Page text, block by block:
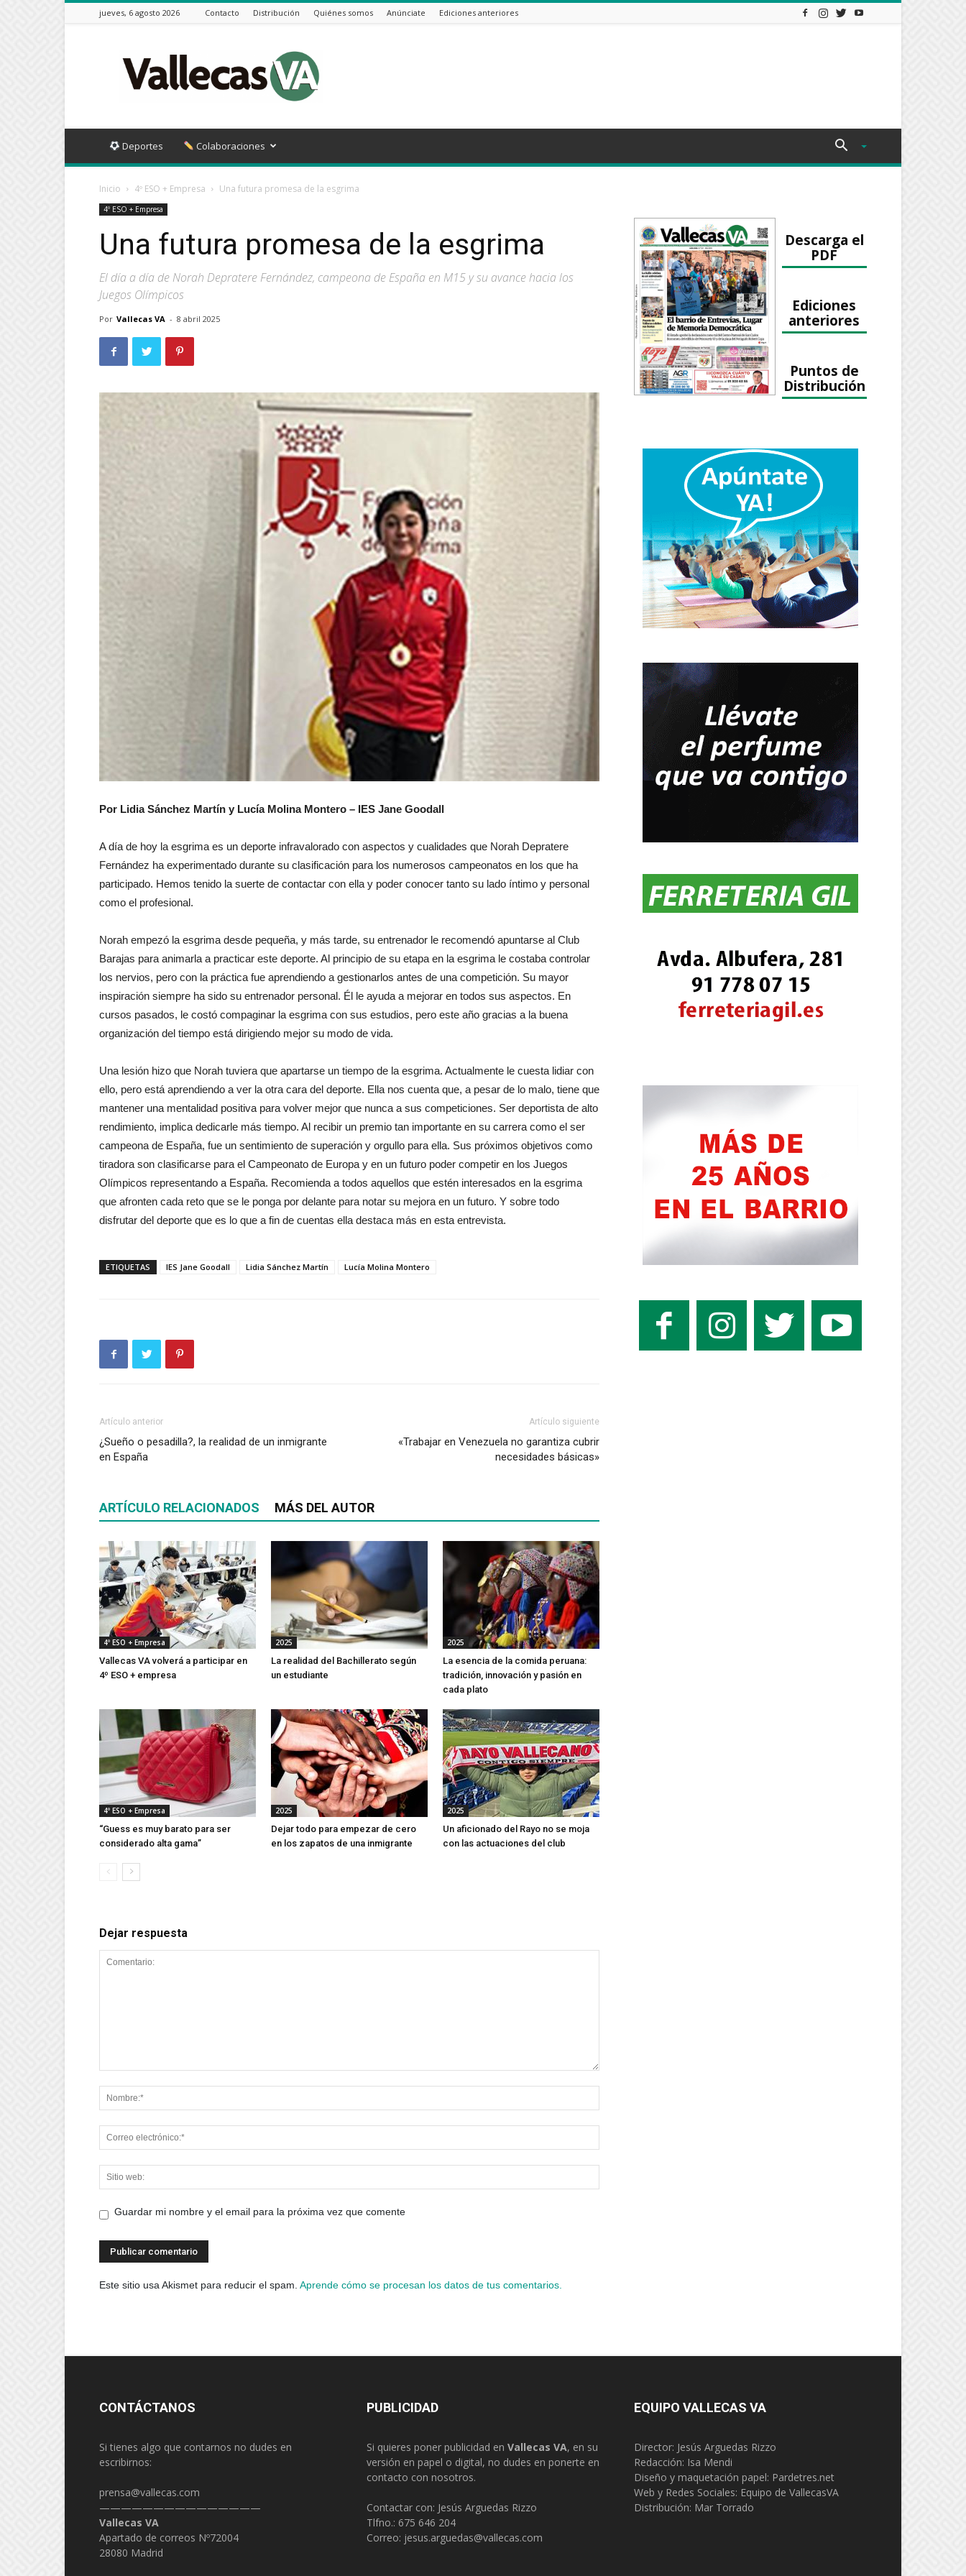
jueves, 6 agosto 2026 Contacto Distribución Quiénes somos Anúnciate Ediciones anteriores
VA
Deportes Colaboraciones
Inicio 4º ESO + Empresa Una futura promesa de la esgrima
4º ESO + Empresa
Una futura promesa de la esgrima
El día a día de Norah Depratere Fernández, campeona de España en M15 y su avance hacia los
Juegos Olímpicos
Por Vallecas VA - 8 abril 2025
Por Lidia Sánchez Martín y Lucía Molina Montero – IES Jane Goodall
A día de hoy la esgrima es un deporte infravalorado con aspectos y cualidades que Norah Depratere
Fernández ha experimentado durante su clasificación para los numerosos campeonatos en los que ha
participado. Hemos tenido la suerte de contactar con ella y poder conocer tanto su lado íntimo y personal
como el profesional.
Norah empezó la esgrima desde pequeña, y más tarde, su entrenador le recomendó apuntarse al Club
Barajas para animarla a practicar este deporte. Al principio de su etapa en la esgrima le costaba controlar
los nervios, pero con la práctica fue aprendiendo a gestionarlos antes de una competición. Su mayor
inspiración siempre ha sido su entrenador personal. Él le ayuda a mejorar en todos sus aspectos. En
cursos pasados, le costó compaginar la esgrima con sus estudios, pero este año gracias a la buena
organización del tiempo está dirigiendo mejor su modo de vida.
Una lesión hizo que Norah tuviera que apartarse un tiempo de la esgrima. Actualmente le cuesta lidiar con
ello, pero está aprendiendo a ver la otra cara del deporte. Ella nos cuenta que, a pesar de lo malo, tiene que
mantener una mentalidad positiva para volver mejor que nunca a sus competiciones. Ser deportista de alto
rendimiento, implica dedicarle más tiempo. Al recibir un premio tan importante en su carrera como el ser
campeona de España, fue un sentimiento de superación y orgullo para ella. Sus próximos objetivos como
tiradora son clasificarse para el Campeonato de Europa y en un futuro poder competir en los Juegos
Olímpicos representando a España. Recomienda a todos aquellos que estén interesados en la esgrima
que afronten cada reto que se le ponga por delante para notar su mejora en un futuro. Y sobre todo
disfrutar del deporte que es lo que a fin de cuentas ella destaca más en esta entrevista.
ETIQUETAS IES Jane Goodall Lidia Sánchez Martín Lucía Molina Montero
Artículo anterior
¿Sueño o pesadilla?, la realidad de un inmigrante
en España
Artículo siguiente
«Trabajar en Venezuela no garantiza cubrir
necesidades básicas»
ARTÍCULO RELACIONADOS MÁS DEL AUTOR
4º ESO + Empresa
Vallecas VA volverá a participar en
4º ESO + empresa
2025
La realidad del Bachillerato según
un estudiante
2025
La esencia de la comida peruana:
tradición, innovación y pasión en
cada plato
4º ESO + Empresa
“Guess es muy barato para ser
considerado alta gama”
2025
Dejar todo para empezar de cero
en los zapatos de una inmigrante
2025
Un aficionado del Rayo no se moja
con las actuaciones del club
Dejar respuesta
Guardar mi nombre y el email para la próxima vez que comente
Este sitio usa Akismet para reducir el spam. Aprende cómo se procesan los datos de tus comentarios.
Descarga el
PDF
Ediciones
anteriores
Puntos de
Distribución
CONTÁCTANOS
Si tienes algo que contarnos no dudes en
escribirnos:
prensa@vallecas.com
———————————————
Vallecas VA
Apartado de correos Nº72004
28080 Madrid
PUBLICIDAD
Si quieres poner publicidad en Vallecas VA, en su
versión en papel o digital, no dudes en ponerte en
contacto con nosotros.
Contactar con: Jesús Arguedas Rizzo
Tlfno.: 675 646 204
Correo: jesus.arguedas@vallecas.com
EQUIPO VALLECAS VA
Director: Jesús Arguedas Rizzo
Redacción: Isa Mendi
Diseño y maquetación papel: Pardetres.net
Web y Redes Sociales: Equipo de VallecasVA
Distribución: Mar Torrado